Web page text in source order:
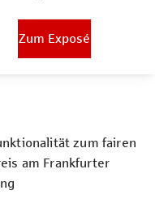
Zum Exposé
zum fairen
am Frankfurter